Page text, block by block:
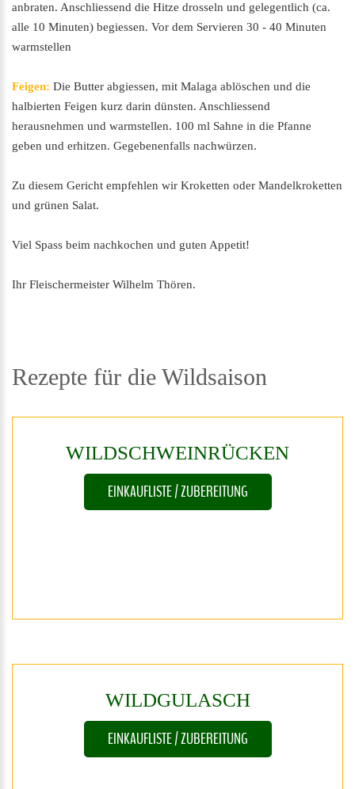
anbraten. Anschliessend die Hitze drosseln und gelegentlich (ca.
alle 10 Minuten) begiessen. Vor dem Servieren 30 - 40 Minuten
warmstellen
Feigen: Die Butter abgiessen, mit Malaga ablöschen und die
halbierten Feigen kurz darin dünsten. Anschliessend
herausnehmen und warmstellen. 100 ml Sahne in die Pfanne
geben und erhitzen. Gegebenenfalls nachwürzen.
Zu diesem Gericht empfehlen wir Kroketten oder Mandelkroketten
und grünen Salat.
Viel Spass beim nachkochen und guten Appetit!
Ihr Fleischermeister Wilhelm Thören.
Rezepte für die Wildsaison
WILDSCHWEINRÜCKEN
EINKAUFLISTE / ZUBEREITUNG
WILDGULASCH
EINKAUFLISTE / ZUBEREITUNG